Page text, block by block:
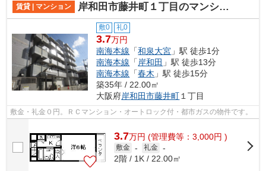
賃貸 | マンション 岸和田市藤井町１丁目のマンション
敷0 礼0
3.7万円
南海本線 「和泉大宮 」駅 徒歩1分
南海本線 「 岸和田 」駅 徒歩13分
南海本線 「春木 」駅 徒歩15分
築35年 / 22.00㎡
大阪府岸和田市藤井町 １丁目
敷金・礼金０円。ＲＣマンション・オートロック付・都市ガスの物件です。
3.7万円 (管理費等：3,000円 )
敷金 - 礼金 -
2階 / 1K / 22.00㎡